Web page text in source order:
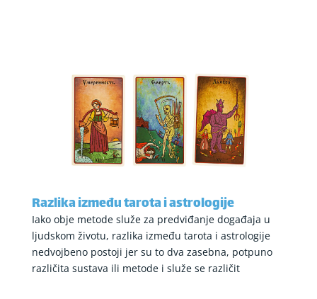
Razlika između tarota i astrologije
Iako obje metode služe za predviđanje događaja u
ljudskom životu, razlika između tarota i astrologije
nedvojbeno postoji jer su to dva zasebna, potpuno
različita sustava ili metode i služe se različit